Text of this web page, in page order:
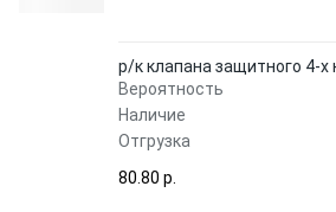
р/к клапана защитного 4-х
Вероятность
Наличие
Отгрузка
80.80 p.